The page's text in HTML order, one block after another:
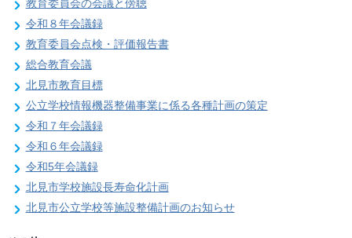
教育委員会の会議と傍聴
令和８年会議録
教育委員会点検・評価報告書
総合教育会議
北見市教育目標
公立学校情報機器整備事業に係る各種計画の策定
令和７年会議録
令和６年会議録
令和5年会議録
北見市学校施設長寿命化計画
北見市公立学校等施設整備計画のお知らせ